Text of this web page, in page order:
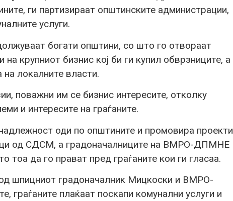
ги партизираат општинските администрации,
услуги.
богати општини, со што го отвораат
крупниот бизнис кој би ги купил обврзниците, а
на локалните власти.
поважни им се бизнис интересите, отколку
и интересите на граѓаните.
оди по општините и промовира проекти
од СДСМ, а градоначалниците на ВМРО-ДПМНЕ
тоа да го прават пред граѓаните кои ги гласаа.
шпицниот градоначалник Мицкоски и ВМРО-
граѓаните плаќаат поскапи комунални услуги и